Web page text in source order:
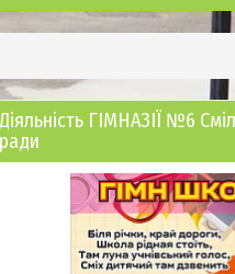
Діяльність ГІМНАЗІЇ №6
ради